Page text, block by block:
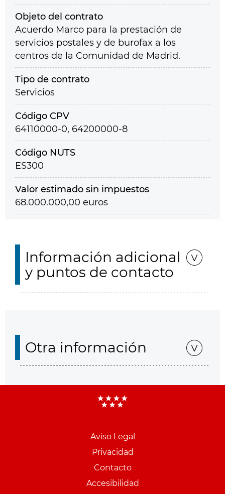
Objeto del contrato
Acuerdo Marco para la prestación de
servicios postales y de burofax a los
centros de la Comunidad de Madrid.
Tipo de contrato
Servicios
Código CPV
64110000-0, 64200000-8
Código NUTS
ES300
Valor estimado sin impuestos
68.000.000,00 euros
Información adicional
y puntos de contacto
Otra información
Aviso Legal
Privacidad
Contacto
Accesibilidad